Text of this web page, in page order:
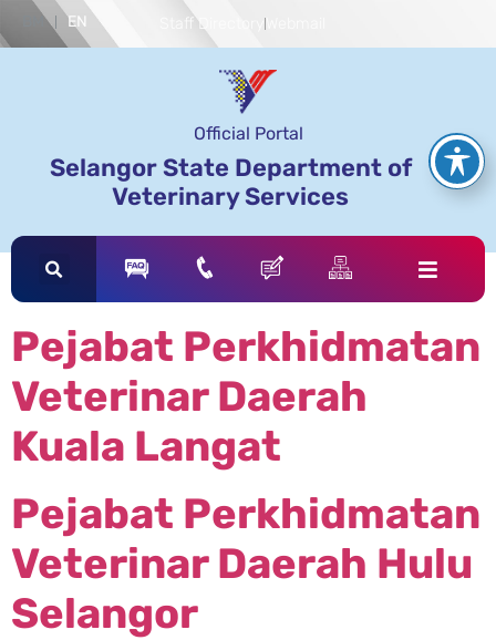
BM EN Staff Directory
Official Portal
Selangor State Department of
Veterinary Services
Pejabat Perkhidmatan
Veterinar Daerah
Kuala Langat
Pejabat Perkhidmatan
Veterinar Daerah Hulu
Selangor